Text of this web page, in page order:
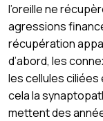
l’oreille ne
agressions
récupération
d’abord, les
les cellules ciliées
cela la
mettent des